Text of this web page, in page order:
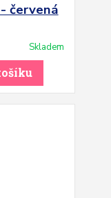
červená
Skladem